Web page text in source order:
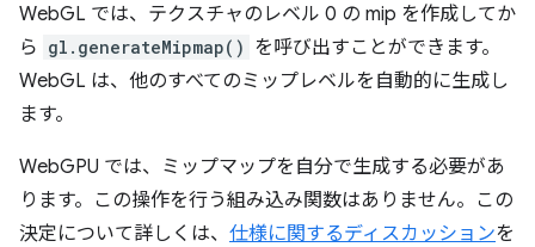
WebGL では、テクスチャのレベル 0 の mip を作成してか
ら gl.generateMipmap() を呼び出すことができます。
WebGL は、他のすべてのミップレベルを自動的に生成し
ます。
WebGPU では、ミップマップを自分で生成する必要があ
ります。この操作を行う組み込み関数はありません。この
決定について詳しくは、 仕様に関するディスカッションを